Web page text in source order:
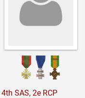
4th SAS, 2e RCP